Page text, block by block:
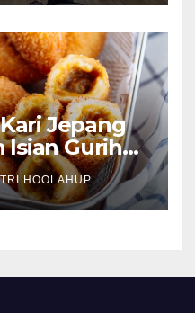
Jepang
Isian Gurih
HOOLAHUP